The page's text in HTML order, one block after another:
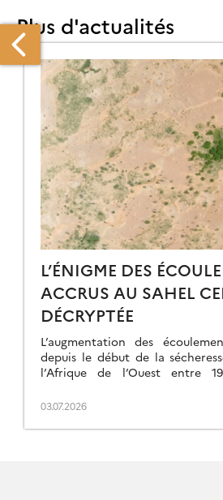
Plus d'actualités
L’ÉNIGME DES
ACCRUS AU SAHEL
DÉCRYPTÉE
L’augmentation des
depuis le début de la
l’Afrique de l’Ouest entre
03.07.2026